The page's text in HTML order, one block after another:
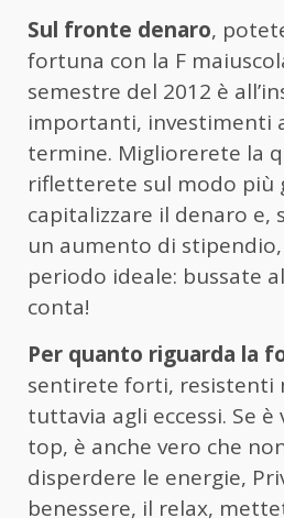
Sul fronte denaro,
fortuna con la F
semestre del 2012 è
importanti, investimenti
termine. Migliorerete la
rifletterete sul modo più
capitalizzare il denaro e,
un aumento di
periodo ideale: bussate
conta!
Per quanto riguarda la
sentirete forti, resistenti
tuttavia agli eccessi. Se è
top, è anche vero che
disperdere le energie,
benessere, il relax,